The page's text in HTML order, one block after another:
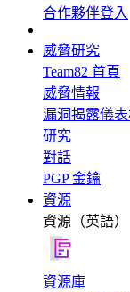
合作夥伴登入
威脅研究
Team82 首頁
威脅情報
漏洞揭露儀
研究
對話
PGP 金鑰
資源
資源（英語）
資源庫